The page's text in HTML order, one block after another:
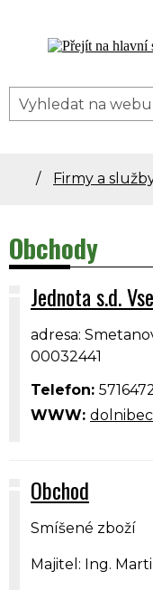
Dolní Bečva - oficiální
Firmy a
Obchody
Jednota s.d.
adresa:
00032441
Telefon:
WWW:
Obchod
Smíšené zboží
Majitel: Ing.